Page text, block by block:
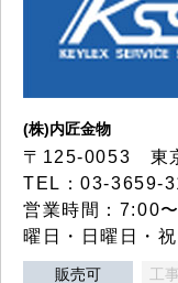
(株)内匠金物
〒125-0053 東
TEL：03-3659-
営業時間：7:00
曜日・日曜日・祝
販売可 工